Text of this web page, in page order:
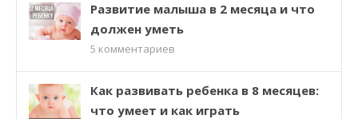
Развитие малыша в 2 месяца и что
должен уметь
5 комментариев
Как развивать ребенка в 8 месяцев:
что умеет и как играть